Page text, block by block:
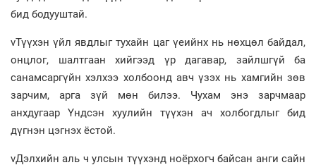
бид бодууштай.
vТүүхэн үйл явдлыг тухайн цаг үеийнх нь нөхцөл байдал,
онцлог, шалтгаан хийгээд үр дагавар, зайлшгүй ба
санамсаргүйн хэлхээ холбоонд авч үзэх нь хамгийн зөв
зарчим, арга зүй мөн билээ. Чухам энэ зарчмаар
анхдугаар Үндсэн хуулийн түүхэн ач холбогдлыг бид
дүгнэн цэгнэх ёстой.
vДэлхийн аль ч улсын түүхэнд ноёрхогч байсан анги сайн